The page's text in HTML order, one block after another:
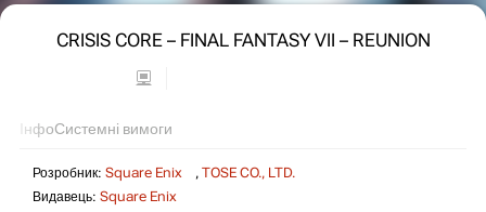
CRISIS CORE – FINAL FANTASY VII – REUNION
ІнфоСистемні вимоги
Розробник: Square Enix , TOSE CO., LTD.
Видавець: Square Enix